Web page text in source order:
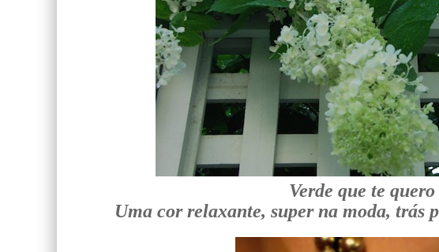
Verde que te quero
Uma cor relaxante, super na moda, trás